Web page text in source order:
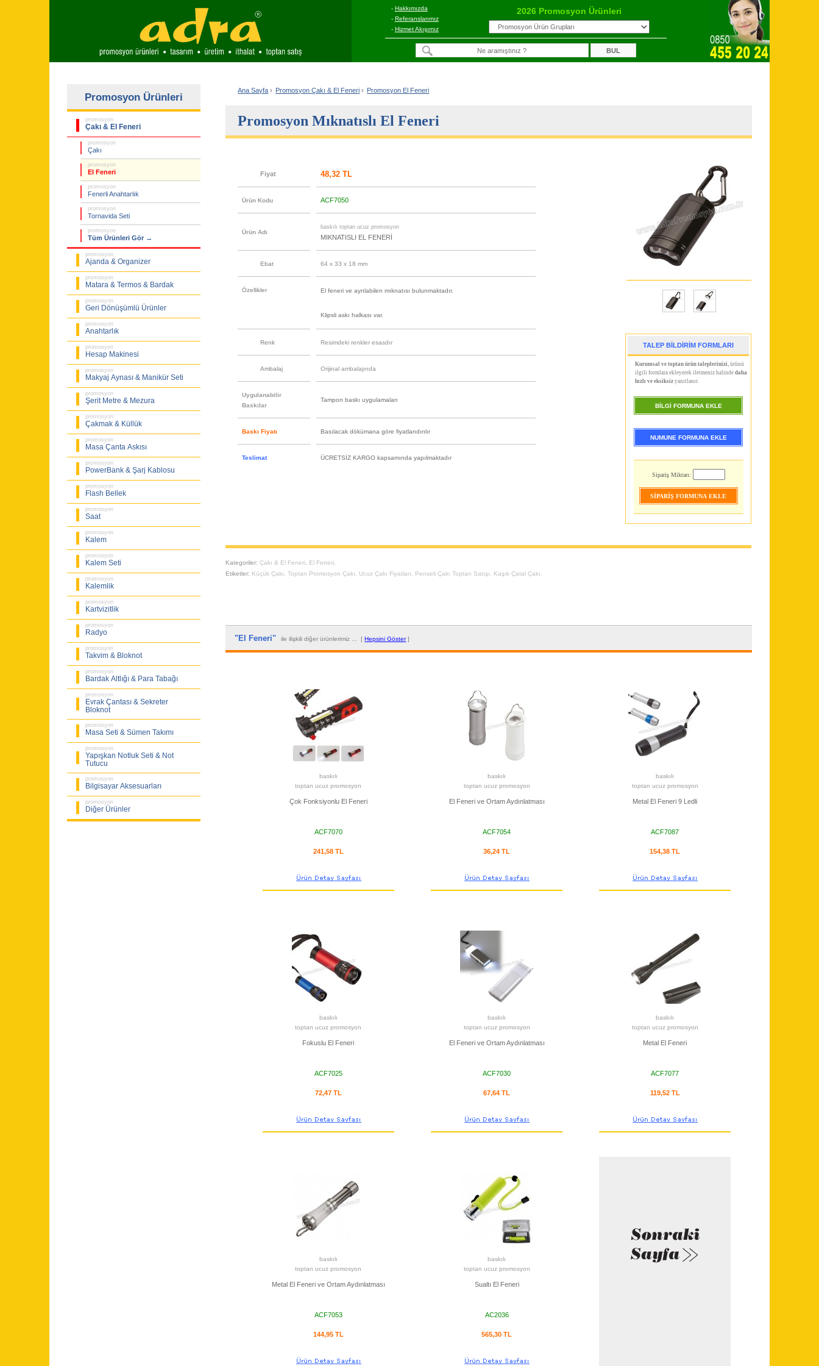
- Hakkımızda
- Referanslarımız
- Hizmet Akışımız
2026 Promosyon Ürünleri
Promosyon Ürünleri
promosyon
Çakı & El Feneri
promosyon
Çakı
promosyon
El Feneri
promosyon
Fenerli Anahtarlık
promosyon
Tornavida Seti
promosyon
Tüm Ürünleri Gör →
promosyon
Ajanda & Organizer
promosyon
Matara & Termos & Bardak
promosyon
Geri Dönüşümlü Ürünler
promosyon
Anahtarlık
promosyon
Hesap Makinesi
promosyon
Makyaj Aynası & Manikür Seti
promosyon
Şerit Metre & Mezura
promosyon
Çakmak & Küllük
promosyon
Masa Çanta Askısı
promosyon
PowerBank & Şarj Kablosu
promosyon
Flash Bellek
promosyon
Saat
promosyon
Kalem
promosyon
Kalem Seti
promosyon
Kalemlik
promosyon
Kartvizitlik
promosyon
Radyo
promosyon
Takvim & Bloknot
promosyon
Bardak Altlığı & Para Tabağı
promosyon
Evrak Çantası & Sekreter
Bloknot
promosyon
Masa Seti & Sümen Takımı
promosyon
Yapışkan Notluk Seti & Not
Tutucu
promosyon
Bilgisayar Aksesuarları
promosyon
Diğer Ürünler
Ana Sayfa › Promosyon Çakı & El Feneri › Promosyon El Feneri
Promosyon Mıknatıslı El Feneri
Fiyat 48,32 TL
Ürün Kodu ACF7050
Ürün Adı
baskılı toptan ucuz promosyon
MIKNATISLI EL FENERİ
Ebat 64 x 33 x 18 mm
Özellikler El feneri ve ayrılabilen mıknatısı bulunmaktadır.
Klipsli askı halkası var.
Renk Resimdeki renkler esasdır
Ambalaj Orijinal ambalajında
Uygulanabilir
Baskılar
Tampon baskı uygulamaları
Baskı Fiyatı Basılacak dökümana göre fiyatlandırılır
Teslimat ÜCRETSİZ KARGO kapsamında yapılmaktadır
TALEP BİLDİRİM FORMLARI
Kurumsal ve toptan ürün taleplerinizi , ürünü
ilgili formlara ekleyerek iletmeniz halindedaha
hızlı ve eksiksiz yanıtlanır.
BİLGİ FORMUNA EKLE
NUMUNE FORMUNA EKLE
Sipariş Miktarı:
Kategoriler: Çakı & El Feneri El Feneri
Etiketler: Küçük Çakı ,Toptan Promosyon Çakı Ucuz Çakı Fiyatları Penseli Çakı Toptan Satışı Kaşık Çatal Çakı
"El Feneri"ile ilişkili diğer ürünlerimiz ... [Hepsini Göster]
baskılı
toptan ucuz promosyon
Çok Fonksiyonlu El Feneri
ACF7070
241,58 TL
baskılı
toptan ucuz promosyon
El Feneri ve Ortam Aydınlatması
ACF7054
36,24 TL
baskılı
toptan ucuz promosyon
Metal El Feneri 9 Ledli
ACF7087
154,38 TL
baskılı
toptan ucuz promosyon
Fokuslu El Feneri
ACF7025
72,47 TL
baskılı
toptan ucuz promosyon
El Feneri ve Ortam Aydınlatması
ACF7030
67,64 TL
baskılı
toptan ucuz promosyon
Metal El Feneri
ACF7077
119,52 TL
baskılı
toptan ucuz promosyon
Metal El Feneri ve Ortam Aydınlatması
ACF7053
144,95 TL
baskılı
toptan ucuz promosyon
Sualtı El Feneri
AC2036
565,30 TL